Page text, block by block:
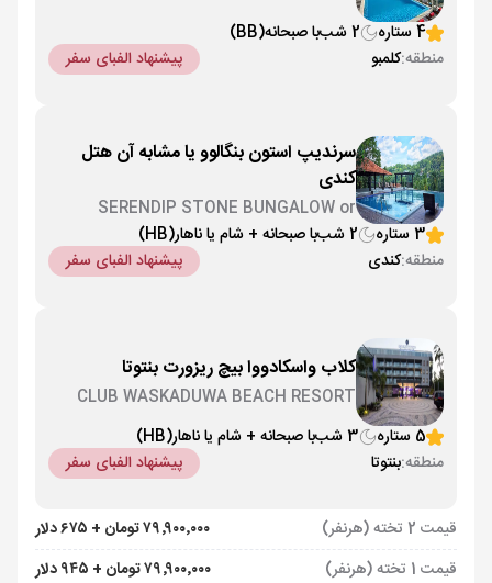
4 ستاره
2 شب با صبحانه(BB)
منطقه:کلمبو پیشنهاد الفبای سفر
سرندیپ استون بنگالوو یا مشابه آن هتل
کندی
SERENDIP STONE BUNGALOW or
similar
3 ستاره 2 شب با صبحانه + شام یا ناهار(HB)
منطقه:کندی پیشنهاد الفبای سفر
کلاب واسکادووا بیچ ریزورت بنتوتا
CLUB WASKADUWA BEACH RESORT
5 ستاره
3 شب با صبحانه + شام یا ناهار(HB)
منطقه:بنتوتا پیشنهاد الفبای سفر
قیمت 2 تخته (هرنفر)
۷۹٬۹۰۰٬۰۰۰ تومان + ۶۷۵ دلار
قیمت 1 تخته (هرنفر)
۷۹٬۹۰۰٬۰۰۰ تومان + ۹۴۵ دلار